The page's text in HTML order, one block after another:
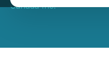
Canada Inc.